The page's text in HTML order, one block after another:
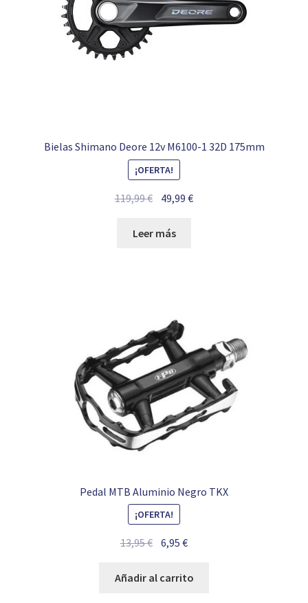
Bielas Shimano Deore 12v M6100-1 32D 175mm
¡OFERTA!
119,99€ El
original
49,99€El
Leer más
Pedal MTB Aluminio Negro TKX
¡OFERTA!
13,95€ El
original
6,95€El
actual
Añadir al carrito